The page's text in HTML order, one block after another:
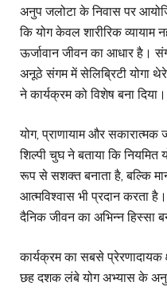
अनुप जलोटा के निवास पर
कि योग केवल शारीरिक
ऊर्जावान जीवन का आधार है।
अनूठे संगम में सेलिब्रिटी योगा
ने कार्यक्रम को विशेष बना दिया।
योग, प्राणायाम और
शिल्पी चुघ ने बताया कि नियमित
रूप से सशक्त बनाता है, बल्कि
आत्मविश्वास भी प्रदान करता
दैनिक जीवन का अभिन्न हिस्सा
कार्यक्रम का सबसे
छह दशक लंबे योग अभ्यास के